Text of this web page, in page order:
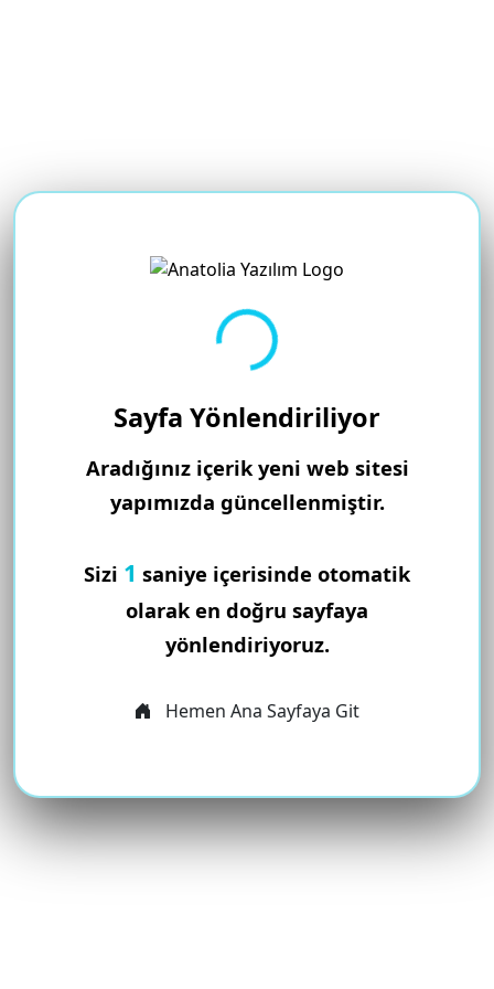
Yükleniyor...
Sayfa Yönlendiriliyor
Aradığınız içerik yeni web sitesi
yapımızda güncellenmiştir.
Sizi 1 saniye içerisinde otomatik
olarak en doğru sayfaya
yönlendiriyoruz.
Hemen Ana Sayfaya Git